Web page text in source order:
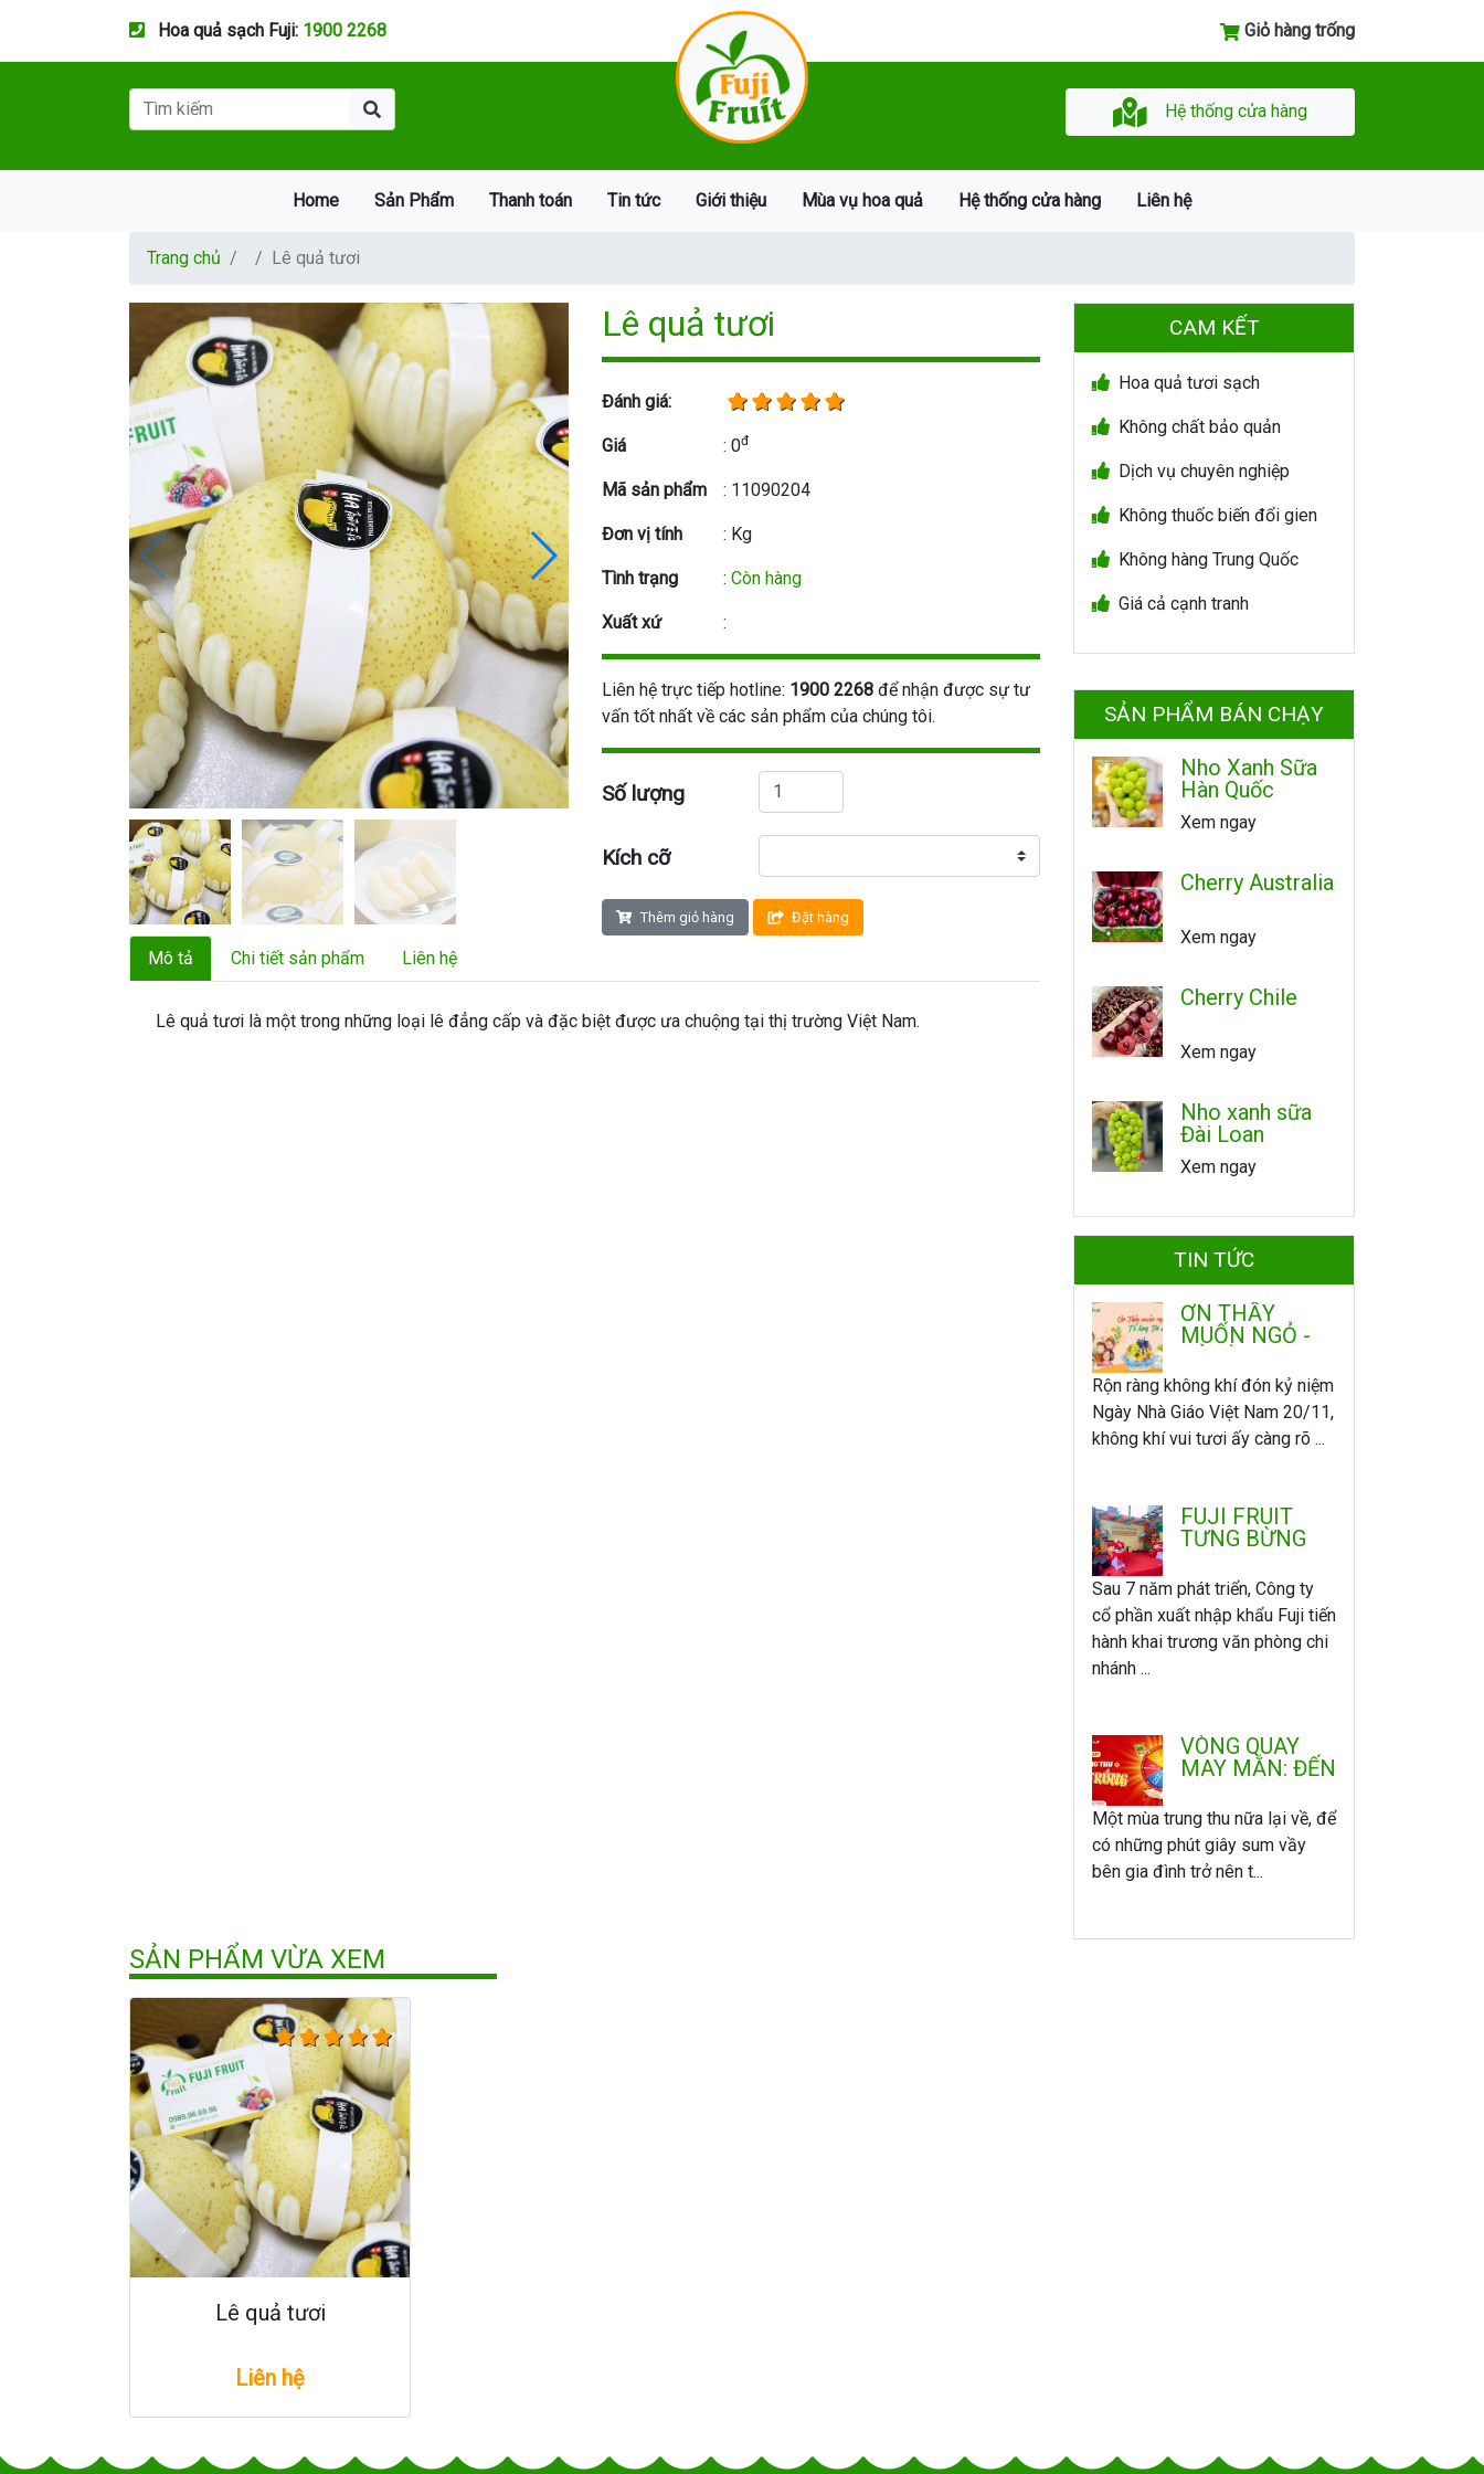
Hoa quả sạch Fuji: 1900 2268 Giỏ hàng trống
Hệ thống cửa hàng
Home Sản Phẩm Thanh toán Tin tức Giới thiệu Mùa vụ hoa quả Hệ thống cửa hàng Liên hệ
Trang chủ Lê quả tươi
Lê quả tươi
Đánh giá:
Giá : 0đ
Mã sản phẩm : 11090204
Đơn vị tính : Kg
Tình trạng : Còn hàng
Xuất xứ :
Liên hệ trực tiếp hotline: 1900 2268để nhận được sự tư
vấn tốt nhất về các sản phẩm của chúng tôi.
Số lượng
Kích cỡ
Thêm giỏ hàng Đặt hàng
Mô tả Chi tiết sản phẩm Liên hệ
Lê quả tươi là một trong những loại lê đẳng cấp và đặc biệt được ưa chuộng tại thị trường Việt Nam.
CAM KẾT
Hoa quả tươi sạch
Không chất bảo quản
Dịch vụ chuyên nghiệp
Không thuốc biến đổi gien
Không hàng Trung Quốc
Giá cả cạnh tranh
SẢN PHẨM BÁN CHẠY
Nho Xanh Sữa
Hàn Quốc
Xem ngay
Cherry Australia
Xem ngay
Cherry Chile
Xem ngay
Nho xanh sữa
Đài Loan
Xem ngay
TIN TỨC
ƠN THẦY
MUỐN NGỎ -
ÂN
Rộn ràng không khí đón kỷ niệm
Ngày Nhà Giáo Việt Nam 20/11,
không khí vui tươi ấy càng rõ ...
FUJI FRUIT
TƯNG BỪNG
VĂN PHÒNG -
CHI NHÁNH
MIỀN NAM
Sau 7 năm phát triển, Công ty
cổ phần xuất nhập khẩu Fuji tiến
hành khai trương văn phòng chi
nhánh ...
VÒNG QUAY
MAY MẮN: ĐẾN
TRUNG THU -
QUAY LÀ
TRÚNG
Một mùa trung thu nữa lại về, để
có những phút giây sum vầy
bên gia đình trở nên t...
SẢN PHẨM VỪA XEM
Lê quả tươi
Liên hệ